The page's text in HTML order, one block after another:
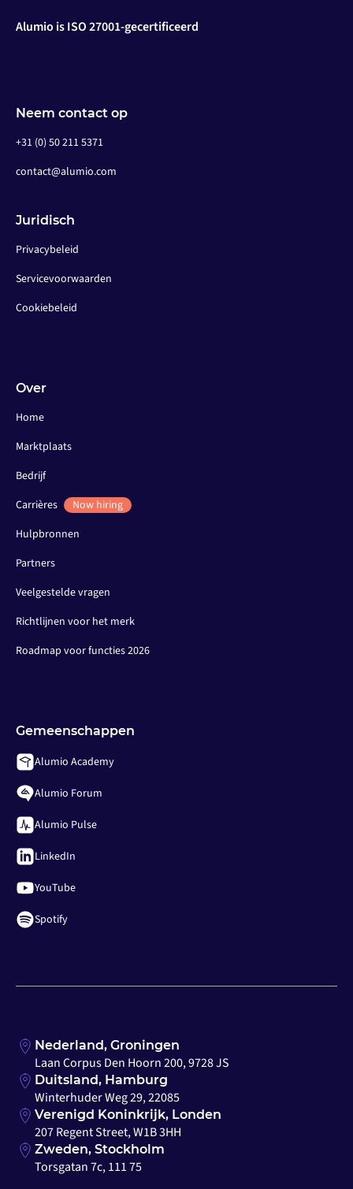
Alumio is ISO 27001-gecertificeerd
Neem contact op
+31 (0) 50 211 5371
contact@alumio.com
Juridisch
Privacybeleid
Servicevoorwaarden
Cookiebeleid
Over
Home
Marktplaats
Bedrijf
Carrières
Now hiring
Hulpbronnen
Partners
Veelgestelde vragen
Richtlijnen voor het merk
Roadmap voor functies 2026
Gemeenschappen
Alumio Academy
Alumio Forum
Alumio Pulse
LinkedIn
YouTube
Spotify
Nederland, Groningen
Laan Corpus Den Hoorn 200, 9728 JS
Duitsland, Hamburg
Winterhuder Weg 29, 22085
Verenigd Koninkrijk, Londen
207 Regent Street, W1B 3HH
Zweden, Stockholm
Torsgatan 7c, 111 75